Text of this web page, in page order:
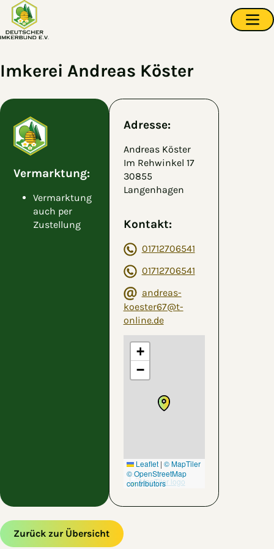
Zum Hauptinhalt springen
Imkerei Andreas Köster
Vermarktung:
Vermarktung
auch per
Zustellung
Adresse:
Andreas Köster
Im Rehwinkel 17
30855
Langenhagen
Kontakt:
01712706541
01712706541
andreas-
koester67@t-
online.de
+
−
Leaflet | © MapTiler
© OpenStreetMap
contributors
Zurück zur Übersicht